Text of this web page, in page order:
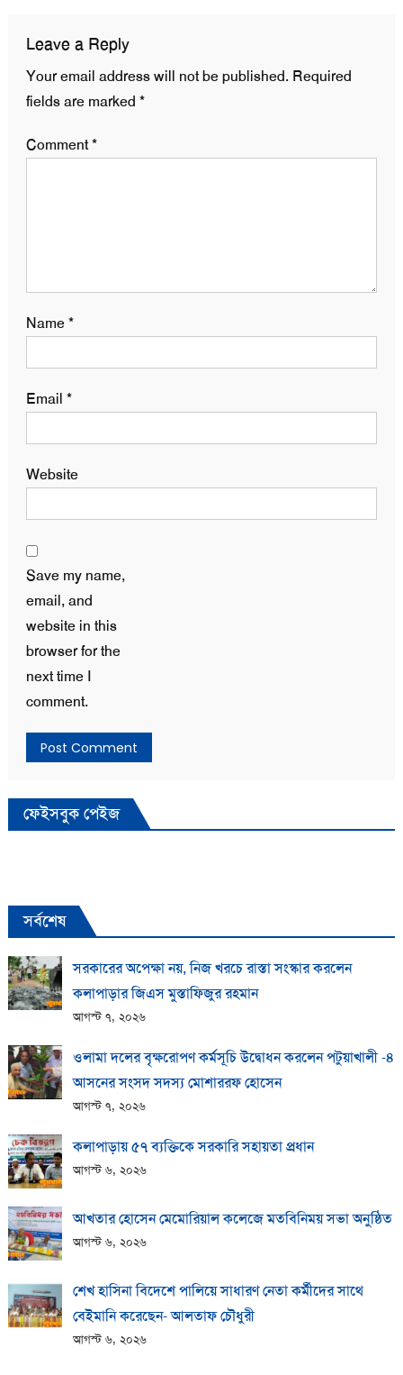
Leave a Reply
Your email address will not be published. Required
fields are marked *
Comment*
Name*
Email *
Website
Save my name,
email, and
website in this
browser for the
next time I
comment.
ফেইসবুক পেইজ
সর্বশেষ
সরকারের অপেক্ষা নয়, নিজ খরচে রাস্তা সংস্কার করলেন
কলাপাড়ার জিএস মুস্তাফিজুর রহমান
আগস্ট ৭, ২০২৬
ওলামা দলের বৃক্ষরোপণ কর্মসূচি উদ্বোধন করলেন পটুয়াখালী -৪
আসনের সংসদ সদস্য মোশাররফ হোসেন
আগস্ট ৭, ২০২৬
কলাপাড়ায় ​৫৭ ব্যক্তিকে সরকারি সহায়তা প্রধান
আগস্ট ৬, ২০২৬
আখতার হোসেন মেমোরিয়াল কলেজে মতবিনিময় সভা অনুষ্ঠিত
আগস্ট ৬, ২০২৬
শেখ হাসিনা বিদেশে পালিয়ে সাধারণ নেতা কর্মীদের সাথে
বেইমানি করেছেন- আলতাফ চৌধুরী
আগস্ট ৬, ২০২৬